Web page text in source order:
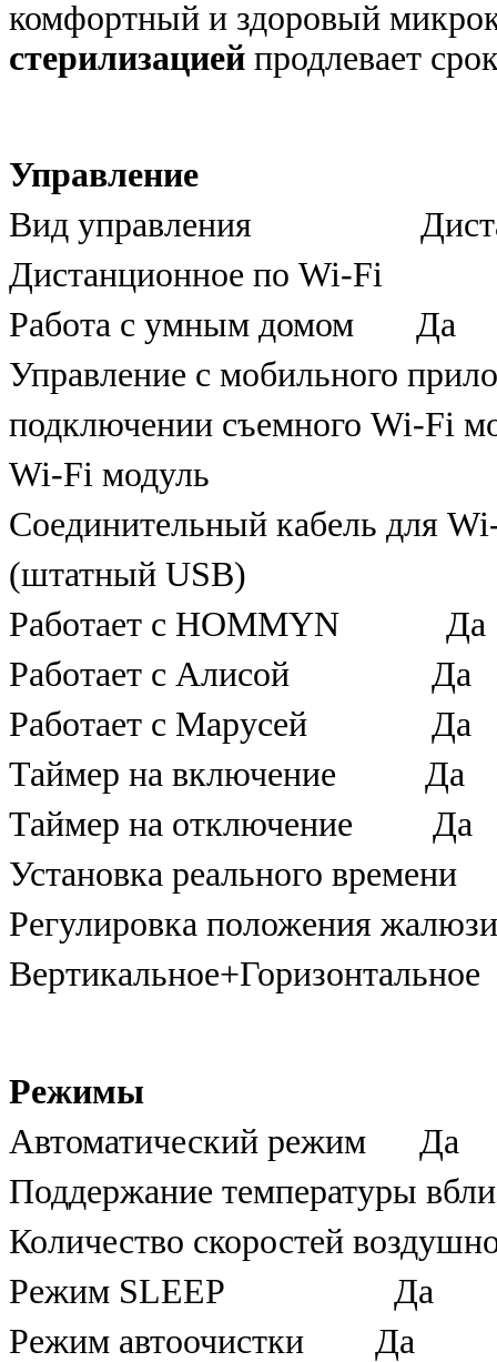
комфортный и здоровый
стерилизацией продлевает
Управление
Вид управления
Дистанционное по Wi-Fi
Работа с умным домом Да
Управление c мобильного
подключении съемного Wi-Fi
Wi-Fi модуль
Соединительный кабель
(штатный USB)
Работает с HOMMYN Да
Работает с Алисой Да
Работает с Марусей Да
Таймер на включение Да
Таймер на отключение Да
Установка реального
Регулировка положения
Вертикальное+Горизонтальное
Режимы
Автоматический режим Да
Поддержание температуры
Количество скоростей
Режим SLEEP Да
Режим автоочистки Да